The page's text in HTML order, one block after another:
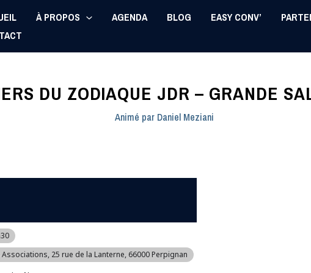
À PROPOS AGENDA BLOG EASY CONV’
DU ZODIAQUE JDR – GRANDE
Animé par Daniel Meziani
, 25 rue de la Lanterne, 66000 Perpignan